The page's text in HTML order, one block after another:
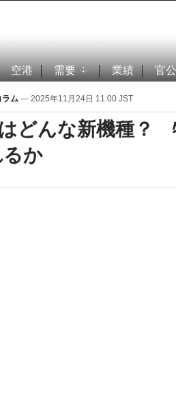
空港 需要 業績 官
ラム — 2025年11月24日 11:00 JST
どんな新機種？
か